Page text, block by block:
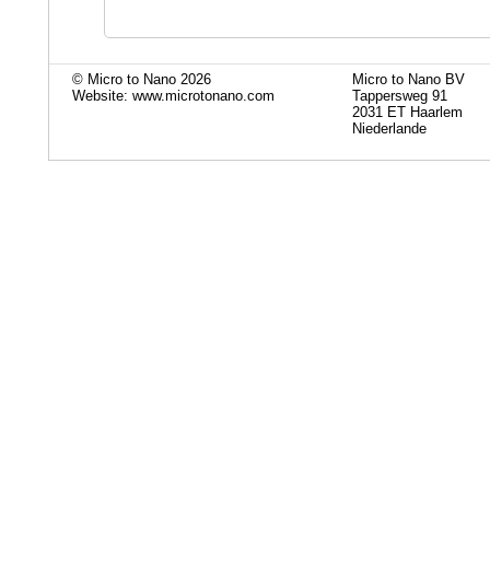
© Micro to Nano 2026
Website: www.microtonano.com
Micro to Nano BV
Tappersweg 91
2031 ET Haarlem
Niederlande